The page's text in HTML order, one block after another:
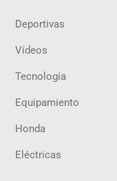
Deportivas
Vídeos
Tecnología
Equipamiento
Honda
Eléctricas